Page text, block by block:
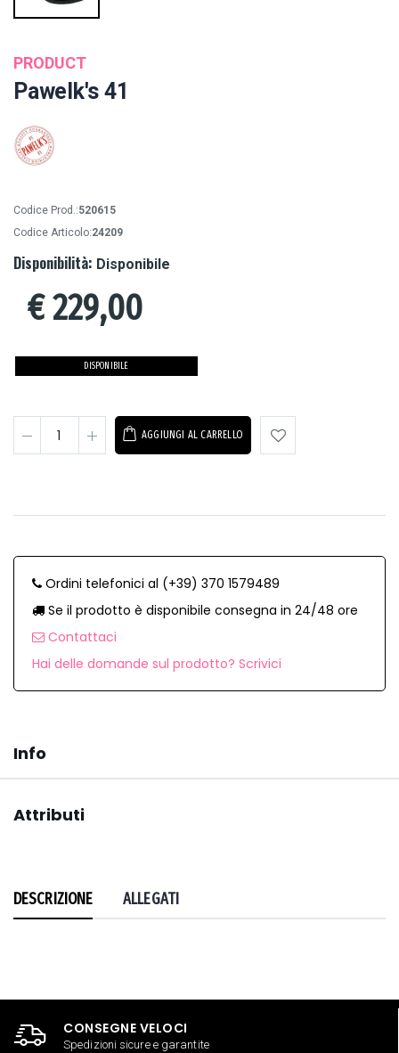
PRODUCT
Pawelk's 41
Codice Prod.:520615
Codice Articolo:24209
Disponibilità: Disponibile
€229,00
DISPONIBILE
AGGIUNGI AL CARRELLO
Ordini telefonici al (+39) 370 1579489
Se il prodotto è disponibile consegna in 24/48 ore
Contattaci
Hai delle domande sul prodotto? Scrivici
Info
Attributi
DESCRIZIONE ALLEGATI
CONSEGNE VELOCI
Spedizioni sicure e garantite